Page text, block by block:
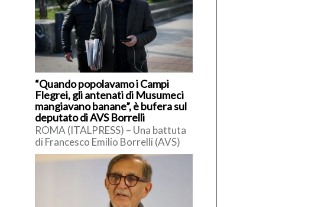
“Quando popolavamo i Campi
Flegrei, gli antenati di Musumeci
mangiavano banane”, è bufera sul
deputato di AVS Borrelli
ROMA (ITALPRESS) – Una battuta
di Francesco Emilio Borrelli (AVS)
sui siciliani ha innescato polemiche.
Intervistato da Radio Cusano,